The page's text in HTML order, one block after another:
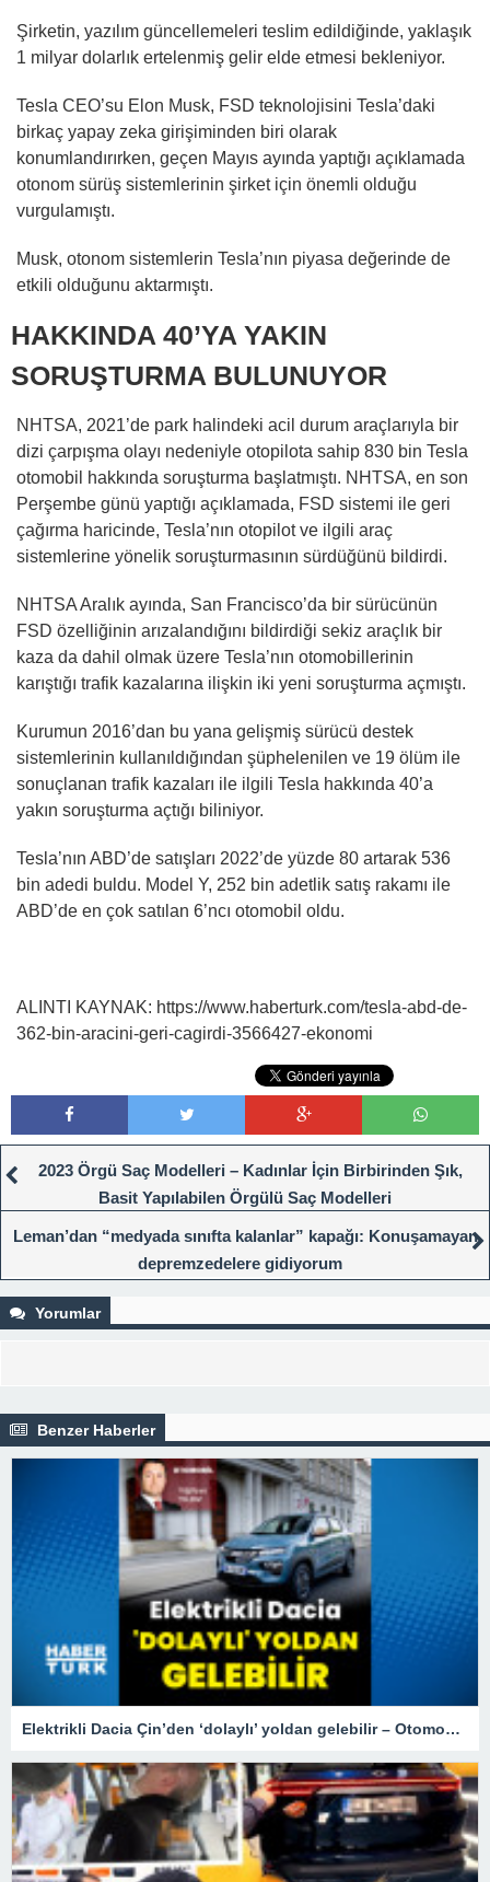
Şirketin, yazılım güncellemeleri teslim edildiğinde, yaklaşık
1 milyar dolarlık ertelenmiş gelir elde etmesi bekleniyor.
Tesla CEO’su Elon Musk, FSD teknolojisini Tesla’daki
birkaç yapay zeka girişiminden biri olarak
konumlandırırken, geçen Mayıs ayında yaptığı açıklamada
otonom sürüş sistemlerinin şirket için önemli olduğu
vurgulamıştı.
Musk, otonom sistemlerin Tesla’nın piyasa değerinde de
etkili olduğunu aktarmıştı.
HAKKINDA 40’YA YAKIN
SORUŞTURMA BULUNUYOR
NHTSA, 2021’de park halindeki acil durum araçlarıyla bir
dizi çarpışma olayı nedeniyle otopilota sahip 830 bin Tesla
otomobil hakkında soruşturma başlatmıştı. NHTSA, en son
Perşembe günü yaptığı açıklamada, FSD sistemi ile geri
çağırma haricinde, Tesla’nın otopilot ve ilgili araç
sistemlerine yönelik soruşturmasının sürdüğünü bildirdi.
NHTSA Aralık ayında, San Francisco’da bir sürücünün
FSD özelliğinin arızalandığını bildirdiği sekiz araçlık bir
kaza da dahil olmak üzere Tesla’nın otomobillerinin
karıştığı trafik kazalarına ilişkin iki yeni soruşturma açmıştı.
Kurumun 2016’dan bu yana gelişmiş sürücü destek
sistemlerinin kullanıldığından şüphelenilen ve 19 ölüm ile
sonuçlanan trafik kazaları ile ilgili Tesla hakkında 40’a
yakın soruşturma açtığı biliniyor.
Tesla’nın ABD’de satışları 2022’de yüzde 80 artarak 536
bin adedi buldu. Model Y, 252 bin adetlik satış rakamı ile
ABD’de en çok satılan 6’ncı otomobil oldu.
ALINTI KAYNAK: https://www.haberturk.com/tesla-abd-de-
362-bin-aracini-geri-cagirdi-3566427-ekonomi
2023 Örgü Saç Modelleri – Kadınlar İçin Birbirinden Şık,
Basit Yapılabilen Örgülü Saç Modelleri
Leman’dan “medyada sınıfta kalanlar” kapağı: Konuşamayan
depremzedelere gidiyorum
Yorumlar
Benzer Haberler
Elektrikli Dacia Çin’den ‘dolaylı’ yoldan gelebilir – Otomobil Haberleri